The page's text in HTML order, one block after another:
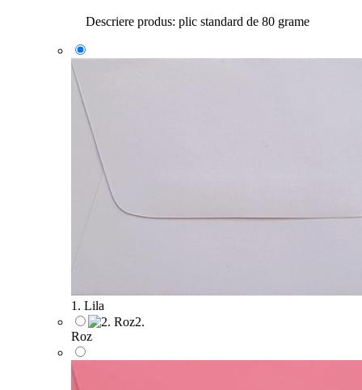
Descriere produs: plic standard de 80 grame
1. Lila
2.
Roz